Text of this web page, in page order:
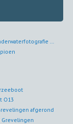
...
O13
afgerond
Grevelingen